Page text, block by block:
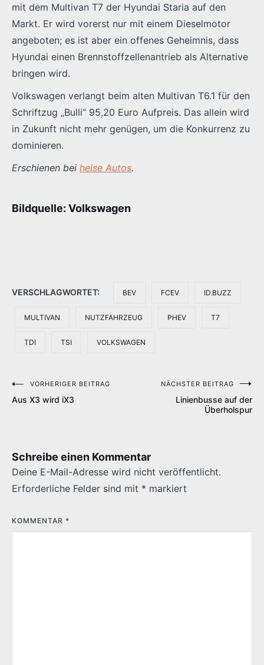
mit dem Multivan T7 der Hyundai Staria auf den
Markt. Er wird vorerst nur mit einem Dieselmotor
angeboten; es ist aber ein offenes Geheimnis, dass
Hyundai einen Brennstoffzellenantrieb als Alternative
bringen wird.
Volkswagen verlangt beim alten Multivan T6.1 für den
Schriftzug „Bulli“ 95,20 Euro Aufpreis. Das allein wird
in Zukunft nicht mehr genügen, um die Konkurrenz zu
dominieren.
Erschienen bei heise Autos.
Bildquelle: Volkswagen
VERSCHLAGWORTET: BEV FCEV ID.BUZZ
MULTIVAN NUTZFAHRZEUG PHEV T7
TDI TSI VOLKSWAGEN
Beitragsnavigation
VORHERIGER BEITRAG
Aus X3 wird iX3
NÄCHSTER BEITRAG
Linienbusse auf der
Überholspur
Schreibe einen Kommentar
Deine E-Mail-Adresse wird nicht veröffentlicht.
Erforderliche Felder sind mit * markiert
KOMMENTAR *